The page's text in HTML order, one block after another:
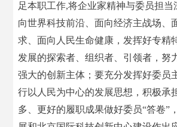
足本职工作,将企业家精神与委员担当
向世界科技前沿、面向经济主战场、
求、面向人民生命健康，发挥好专精
发展的探索者、组织者、引领者，努
强大的创新主体；要充分发挥好委员
行以人民为中心的发展思想，积极承
多、更好的履职成果做好委员“答卷”